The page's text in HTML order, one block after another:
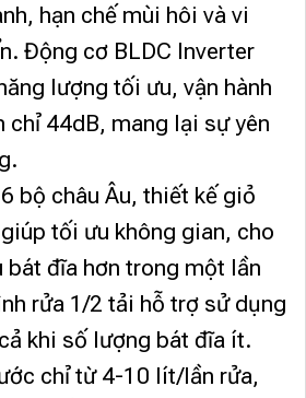
hạn chế mùi hôi và vi
Động cơ BLDC Inverter
lượng tối ưu, vận hành
chỉ 44dB, mang lại sự yên
bộ châu Âu, thiết kế giỏ
tối ưu không gian, cho
bát đĩa hơn trong một lần
rửa 1/2 tải hỗ trợ sử dụng
khi số lượng bát đĩa ít.
chỉ từ 4-10 lít/lần rửa,